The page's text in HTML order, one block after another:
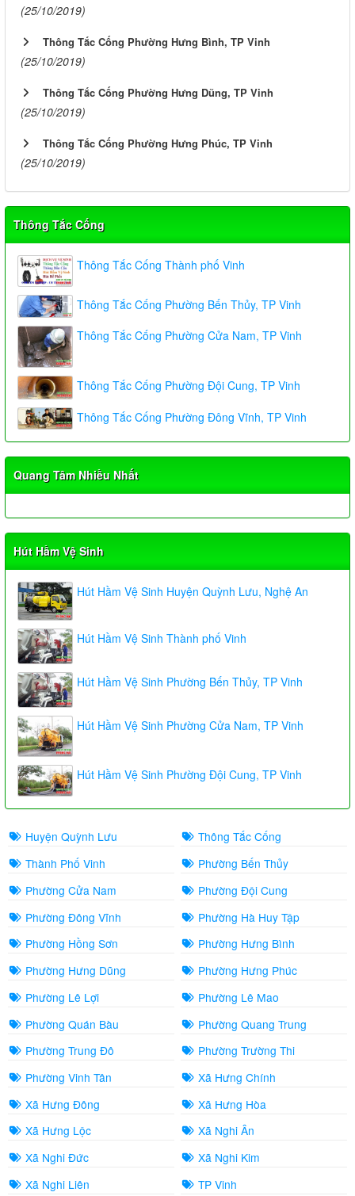
(25/10/2019)
Thông Tắc Cống Phường Hưng Bình, TP Vinh
(25/10/2019)
Thông Tắc Cống Phường Hưng Dũng, TP Vinh
(25/10/2019)
Thông Tắc Cống Phường Hưng Phúc, TP Vinh
(25/10/2019)
Thông Tắc Cống
Thông Tắc Cống Thành phố Vinh
Thông Tắc Cống Phường Bến Thủy, TP Vinh
Thông Tắc Cống Phường Cửa Nam, TP Vinh
Thông Tắc Cống Phường Đội Cung, TP Vinh
Thông Tắc Cống Phường Đông Vĩnh, TP Vinh
Quang Tâm Nhiều Nhất
Hút Hầm Vệ Sinh
Hút Hầm Vệ Sinh Huyện Quỳnh Lưu, Nghệ An
Hút Hầm Vệ Sinh Thành phố Vinh
Hút Hầm Vệ Sinh Phường Bến Thủy, TP Vinh
Hút Hầm Vệ Sinh Phường Cửa Nam, TP Vinh
Hút Hầm Vệ Sinh Phường Đội Cung, TP Vinh
Huyện Quỳnh Lưu
Thông Tắc Cống
Thành Phố Vinh
Phường Bến Thủy
Phường Cửa Nam
Phường Đội Cung
Phường Đông Vĩnh
Phường Hà Huy Tập
Phường Hồng Sơn
Phường Hưng Bình
Phường Hưng Dũng
Phường Hưng Phúc
Phường Lê Lợi
Phường Lê Mao
Phường Quán Bàu
Phường Quang Trung
Phường Trung Đô
Phường Trường Thi
Phường Vinh Tân
Xã Hưng Chính
Xã Hưng Đông
Xã Hưng Hòa
Xã Hưng Lộc
Xã Nghi Ân
Xã Nghi Đức
Xã Nghi Kim
Xã Nghi Liên
TP Vinh